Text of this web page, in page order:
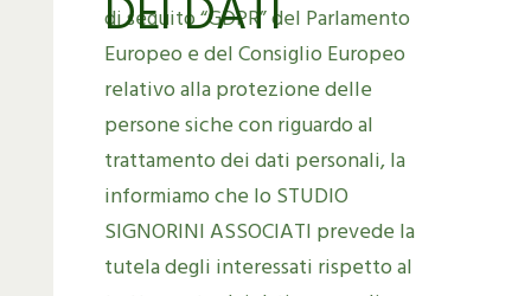
DEI DATI
di seguito “GDPR” del Parlamento
Europeo e del Consiglio Europeo
relativo alla protezione delle
persone siche con riguardo al
trattamento dei dati personali, la
informiamo che lo STUDIO
SIGNORINI ASSOCIATI prevede la
tutela degli interessati rispetto al